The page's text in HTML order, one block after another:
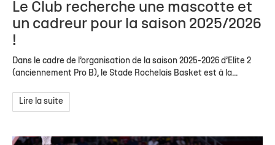
Le Club recherche une mascotte et
un cadreur pour la saison 2025/2026
!
Dans le cadre de l’organisation de la saison 2025-2026 d’Elite 2
(anciennement Pro B), le Stade Rochelais Basket est à la...
Lire la suite